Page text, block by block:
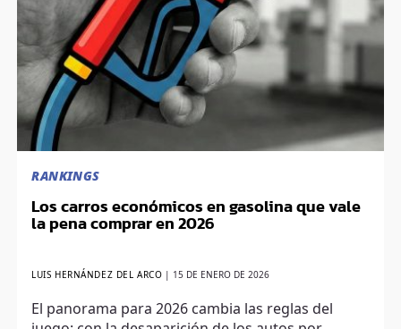
RANKINGS
Los carros económicos en gasolina que vale
la pena comprar en 2026
LUIS HERNÁNDEZ DEL ARCO 15 DE ENERO DE 2026
El panorama para 2026 cambia las reglas del